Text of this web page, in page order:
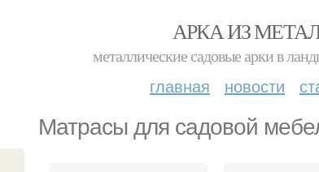
АРКА ИЗ
металлические садовые арки в
главная новости
Матрасы для садовой